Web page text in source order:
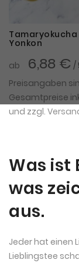
Tamaryokucha
Yonkon
ab
6,88 € /
Preisangaben
Gesamtpreise
und zzgl.
Was ist
was
aus.
Jeder hat einen
Lieblingstee